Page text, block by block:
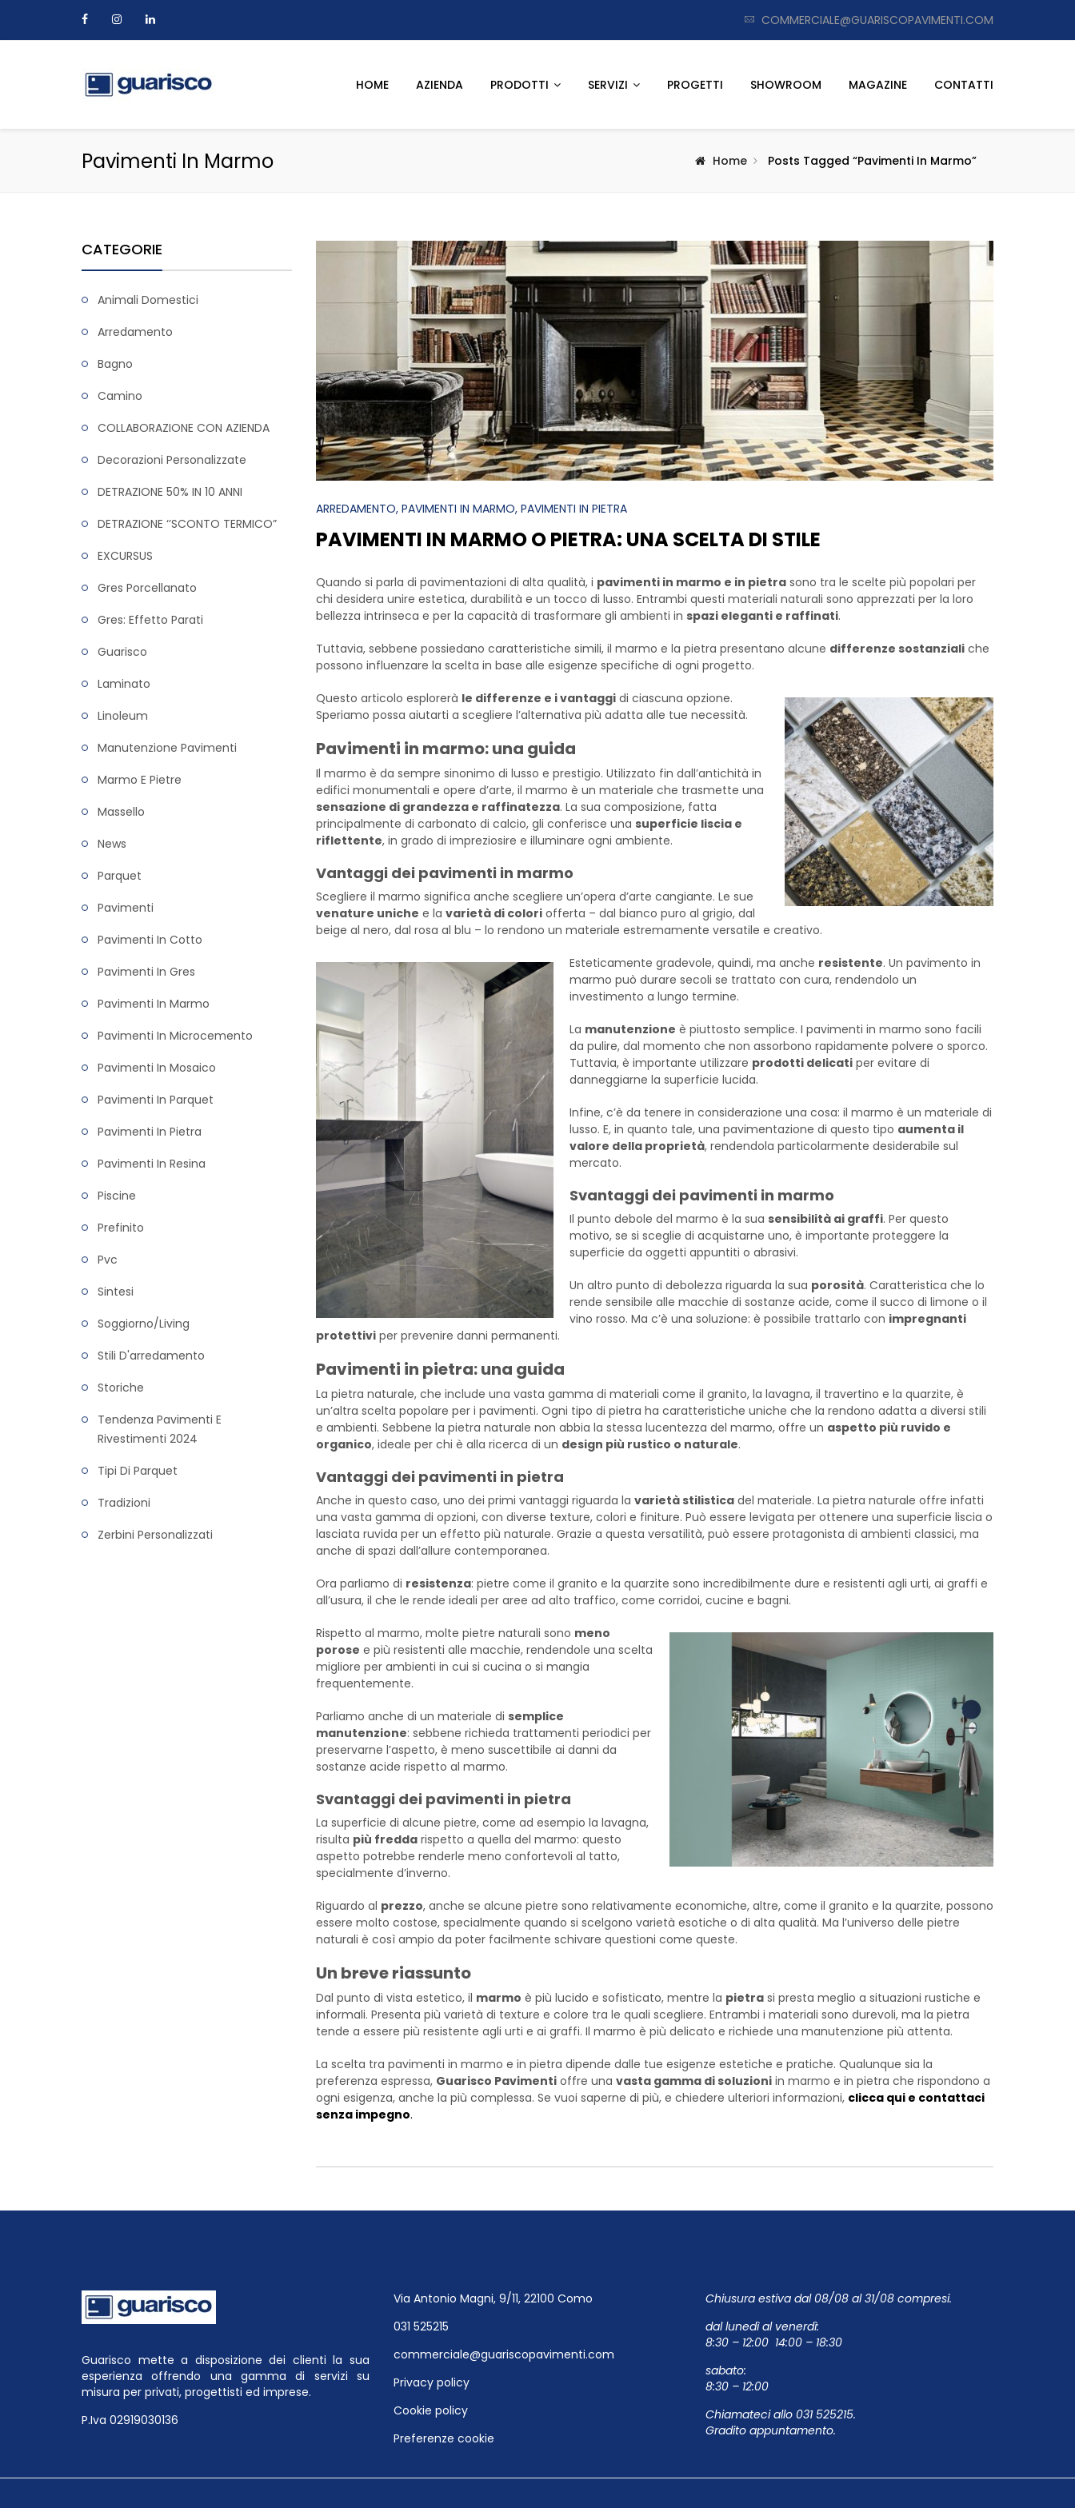
COMMERCIALE@GUARISCOPAVIMENTI.COM
HOME AZIENDA PRODOTTI SERVIZI PROGETTI SHOWROOM MAGAZINE CONTATTI
Pavimenti In Marmo Home Posts Tagged “pavimenti In Marmo”
ARREDAMENTO, PAVIMENTI IN MARMO, PAVIMENTI IN PIETRA
PAVIMENTI IN MARMO O PIETRA: UNA SCELTA DI STILE
Quando si parla di pavimentazioni di alta qualità, i pavimenti in marmo e in pietrasono tra le scelte più popolari per
chi desidera unire estetica, durabilità e un tocco di lusso. Entrambi questi materiali naturali sono apprezzati per la loro
bellezza intrinseca e per la capacità di trasformare gli ambienti in spazi eleganti e raffinati.
Tuttavia, sebbene possiedano caratteristiche simili, il marmo e la pietra presentano alcune differenze sostanzialiche
possono influenzare la scelta in base alle esigenze specifiche di ogni progetto.
Questo articolo esplorerà le differenze e i vantaggidi ciascuna opzione.
Speriamo possa aiutarti a scegliere l’alternativa più adatta alle tue necessità.
Pavimenti in marmo: una guida
Il marmo è da sempre sinonimo di lusso e prestigio. Utilizzato fin dall’antichità in
edifici monumentali e opere d’arte, il marmo è un materiale che trasmette una
sensazione di grandezza e raffinatezza. La sua composizione, fatta
principalmente di carbonato di calcio, gli conferisce una superficie liscia e
riflettente, in grado di impreziosire e illuminare ogni ambiente.
Vantaggi dei pavimenti in marmo
Scegliere il marmo significa anche scegliere un’opera d’arte cangiante. Le sue
venature uniche e la varietà di coloriofferta – dal bianco puro al grigio, dal
beige al nero, dal rosa al blu – lo rendono un materiale estremamente versatile e creativo.
Esteticamente gradevole, quindi, ma anche resistente. Un pavimento in
marmo può durare secoli se trattato con cura, rendendolo un
investimento a lungo termine.
La manutenzione è piuttosto semplice. I pavimenti in marmo sono facili
da pulire, dal momento che non assorbono rapidamente polvere o sporco.
Tuttavia, è importante utilizzare prodotti delicatiper evitare di
danneggiarne la superficie lucida.
Infine, c’è da tenere in considerazione una cosa: il marmo è un materiale di
lusso. E, in quanto tale, una pavimentazione di questo tipo aumenta il
valore della proprietà, rendendola particolarmente desiderabile sul
mercato.
Svantaggi dei pavimenti in marmo
Il punto debole del marmo è la sua sensibilità ai graffi. Per questo
motivo, se si sceglie di acquistarne uno, è importante proteggere la
superficie da oggetti appuntiti o abrasivi.
Un altro punto di debolezza riguarda la sua porosità. Caratteristica che lo
rende sensibile alle macchie di sostanze acide, come il succo di limone o il
vino rosso. Ma c’è una soluzione: è possibile trattarlo con impregnanti
protettiviper prevenire danni permanenti.
Pavimenti in pietra: una guida
La pietra naturale, che include una vasta gamma di materiali come il granito, la lavagna, il travertino e la quarzite, è
un’altra scelta popolare per i pavimenti. Ogni tipo di pietra ha caratteristiche uniche che la rendono adatta a diversi stili
e ambienti. Sebbene la pietra naturale non abbia la stessa lucentezza del marmo, offre un aspetto più ruvido e
organico, ideale per chi è alla ricerca di un design più rustico o naturale.
Vantaggi dei pavimenti in pietra
Anche in questo caso, uno dei primi vantaggi riguarda la varietà stilisticadel materiale. La pietra naturale offre infatti
una vasta gamma di opzioni, con diverse texture, colori e finiture. Può essere levigata per ottenere una superficie liscia o
lasciata ruvida per un effetto più naturale. Grazie a questa versatilità, può essere protagonista di ambienti classici, ma
anche di spazi dall’allure contemporanea.
Ora parliamo di resistenza: pietre come il granito e la quarzite sono incredibilmente dure e resistenti agli urti, ai graffi e
all’usura, il che le rende ideali per aree ad alto traffico, come corridoi, cucine e bagni.
Rispetto al marmo, molte pietre naturali sono meno
porose e più resistenti alle macchie, rendendole una scelta
migliore per ambienti in cui si cucina o si mangia
frequentemente.
Parliamo anche di un materiale di semplice
manutenzione: sebbene richieda trattamenti periodici per
preservarne l’aspetto, è meno suscettibile ai danni da
sostanze acide rispetto al marmo.
Svantaggi dei pavimenti in pietra
La superficie di alcune pietre, come ad esempio la lavagna,
risulta più freddarispetto a quella del marmo: questo
aspetto potrebbe renderle meno confortevoli al tatto,
specialmente d’inverno.
Riguardo al prezzo, anche se alcune pietre sono relativamente economiche, altre, come il granito e la quarzite, possono
essere molto costose, specialmente quando si scelgono varietà esotiche o di alta qualità. Ma l’universo delle pietre
naturali è così ampio da poter facilmente schivare questioni come queste.
Un breve riassunto
Dal punto di vista estetico, il marmo è più lucido e sofisticato, mentre la pietrasi presta meglio a situazioni rustiche e
informali. Presenta più varietà di texture e colore tra le quali scegliere. Entrambi i materiali sono durevoli, ma la pietra
tende a essere più resistente agli urti e ai graffi. Il marmo è più delicato e richiede una manutenzione più attenta.
La scelta tra pavimenti in marmo e in pietra dipende dalle tue esigenze estetiche e pratiche. Qualunque sia la
preferenza espressa, Guarisco Pavimentioffre una vasta gamma di soluzioniin marmo e in pietra che rispondono a
ogni esigenza, anche la più complessa. Se vuoi saperne di più, e chiedere ulteriori informazioni, clicca qui e contattaci
senza impegno.
CATEGORIE
Animali Domestici
Arredamento
Bagno
Camino
COLLABORAZIONE CON AZIENDA
Decorazioni Personalizzate
DETRAZIONE 50% IN 10 ANNI
DETRAZIONE ‘’SCONTO TERMICO”
EXCURSUS
Gres Porcellanato
Gres: Effetto Parati
Guarisco
Laminato
Linoleum
Manutenzione Pavimenti
Marmo E Pietre
Massello
News
Parquet
Pavimenti
Pavimenti In Cotto
Pavimenti In Gres
Pavimenti In Marmo
Pavimenti In Microcemento
Pavimenti In Mosaico
Pavimenti In Parquet
Pavimenti In Pietra
Pavimenti In Resina
Piscine
Prefinito
Pvc
Sintesi
Soggiorno/living
Stili D'arredamento
Storiche
Tendenza Pavimenti E
Rivestimenti 2024
Tipi Di Parquet
Tradizioni
Zerbini Personalizzati
Guarisco mette a disposizione dei clienti la sua
esperienza offrendo una gamma di servizi su
misura per privati, progettisti ed imprese.
P.Iva 02919030136
Via Antonio Magni, 9/11, 22100 Como
031 525215
commerciale@guariscopavimenti.com
Privacy policy
Cookie policy
Preferenze cookie
Chiusura estiva dal 08/08 al 31/08 compresi.
dal lunedì al venerdì:
8:30 – 12:00 14:00 – 18:30
sabato:
8:30 – 12:00
Chiamateci allo 031 525215.
Gradito appuntamento.